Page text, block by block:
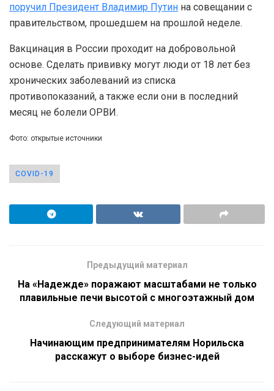
поручил Президент Владимир Путин на совещании с
правительством, прошедшем на прошлой неделе.
Вакцинация в России проходит на добровольной
основе. Сделать прививку могут люди от 18 лет без
хронических заболеваний из списка
противопоказаний, а также если они в последний
месяц не болели ОРВИ.
Фото: открытые источники
COVID-19
Предыдущий материал
На «Надежде» поражают масштабами не только
плавильные печи высотой с многоэтажный дом
Следующий материал
Начинающим предпринимателям Норильска
расскажут о выборе бизнес-идей